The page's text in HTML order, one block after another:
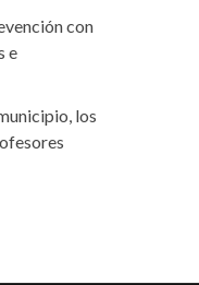
con
e
los